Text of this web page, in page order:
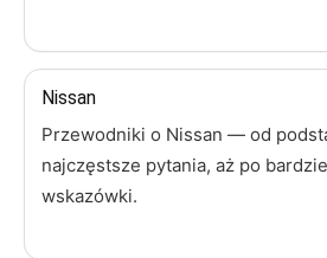
Nissan
Przewodniki o Nissan — od
najczęstsze pytania, aż po
wskazówki.